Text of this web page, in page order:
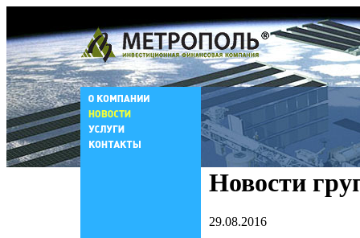
Новости
29.08.2016